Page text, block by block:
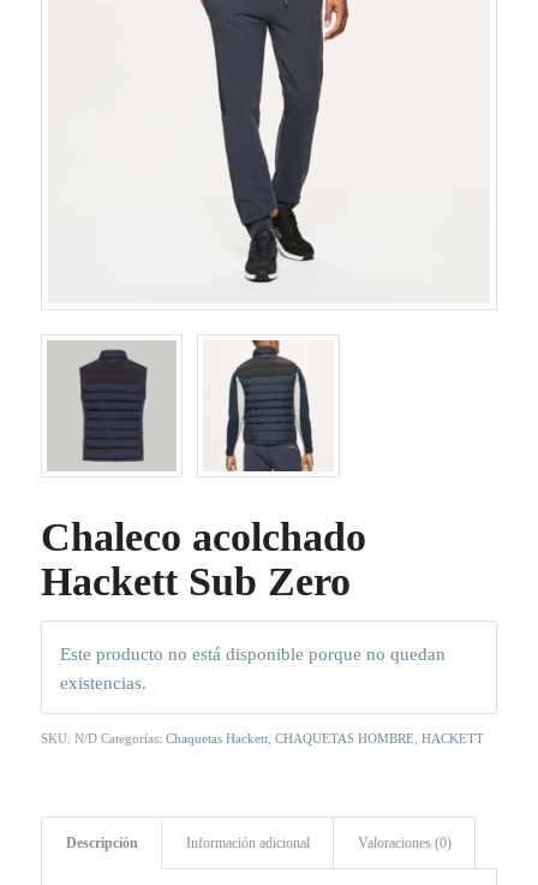
Chaleco acolchado
Hackett Sub Zero
Este producto no está disponible porque no quedan
existencias.
SKU: N/D Categorías: Chaquetas Hackett, CHAQUETAS HOMBRE HACKETT
Descripción Información adicional Valoraciones (0)